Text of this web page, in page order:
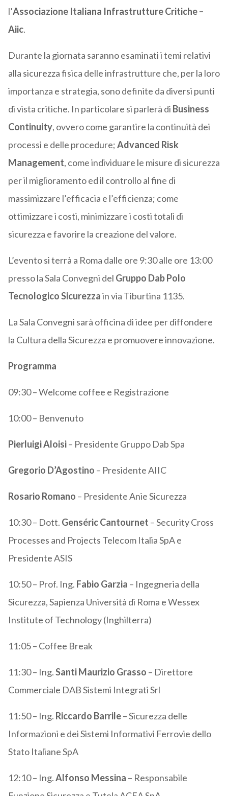
l’Associazione Italiana Infrastrutture Critiche –
Aiic.
Durante la giornata saranno esaminati i temi relativi
alla sicurezza fisica delle infrastrutture che, per la loro
importanza e strategia, sono definite da diversi punti
di vista critiche. In particolare si parlerà di Business
Continuity, ovvero come garantire la continuità dei
processi e delle procedure;Advanced Risk
Management, come individuare le misure di sicurezza
per il miglioramento ed il controllo al fine di
massimizzare l’efficacia e l’efficienza; come
ottimizzare i costi, minimizzare i costi totali di
sicurezza e favorire la creazione del valore.
L’evento si terrà a Roma dalle ore 9:30 alle ore 13:00
presso la Sala Convegni del Gruppo Dab Polo
Tecnologico Sicurezzain via Tiburtina 1135.
La Sala Convegni sarà officina di idee per diffondere
la Cultura della Sicurezza e promuovere innovazione.
Programma
09:30 – Welcome coffee e Registrazione
10:00 – Benvenuto
Pierluigi Aloisi– Presidente Gruppo Dab Spa
Gregorio D’Agostino – Presidente AIIC
Rosario Romano – Presidente Anie Sicurezza
10:30 – Dott. Genséric Cantournet – Security Cross
Processes and Projects Telecom Italia SpA e
Presidente ASIS
10:50 – Prof. Ing. Fabio Garzia – Ingegneria della
Sicurezza, Sapienza Università di Roma e Wessex
Institute of Technology (Inghilterra)
11:05 – Coffee Break
11:30 – Ing.Santi Maurizio Grasso – Direttore
Commerciale DAB Sistemi Integrati Srl
11:50 – Ing. Riccardo Barrile– Sicurezza delle
Informazioni e dei Sistemi Informativi Ferrovie dello
Stato Italiane SpA
12:10 – Ing.Alfonso Messina – Responsabile